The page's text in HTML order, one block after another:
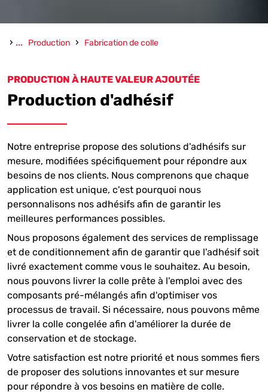
› ... Production › Fabrication de colle
PRODUCTION À HAUTE VALEUR AJOUTÉE
Production d'adhésif
Notre entreprise propose des solutions d'adhésifs sur
mesure, modifiées spécifiquement pour répondre aux
besoins de nos clients. Nous comprenons que chaque
application est unique, c'est pourquoi nous
personnalisons nos adhésifs afin de garantir les
meilleures performances possibles.
Nous proposons également des services de remplissage
et de conditionnement afin de garantir que l'adhésif soit
livré exactement comme vous le souhaitez. Au besoin,
nous pouvons livrer la colle prête à l'emploi avec des
composants pré-mélangés afin d'optimiser vos
processus de travail. Si nécessaire, nous pouvons même
livrer la colle congelée afin d'améliorer la durée de
conservation et de stockage.
Votre satisfaction est notre priorité et nous sommes fiers
de proposer des solutions innovantes et sur mesure
pour répondre à vos besoins en matière de colle.